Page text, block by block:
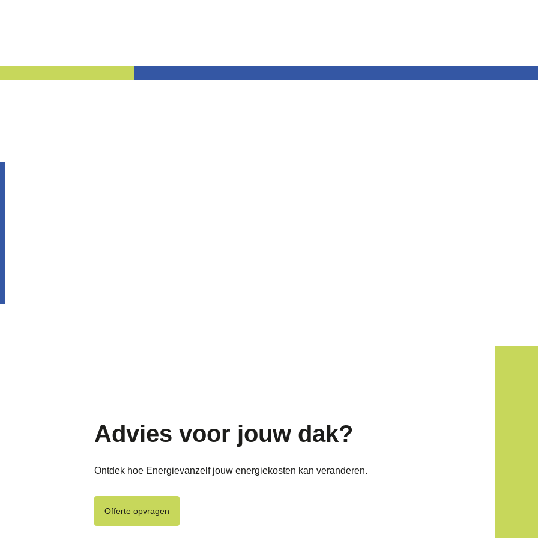
Advies voor jouw dak?
Ontdek hoe Energievanzelf jouw energiekosten kan veranderen.
Offerte opvragen